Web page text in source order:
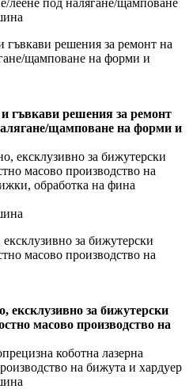
решения за ремонт на
щамповане на форми и
гъвкави решения за ремонт
щамповане на форми и
за бижутерски
масово производство на
ексклузивно за бижутерски
масово производство на